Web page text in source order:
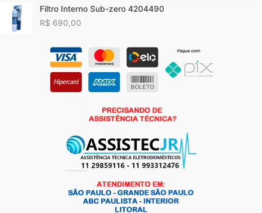
Filtro Interno Sub-zero 4204490
R$ 690,00